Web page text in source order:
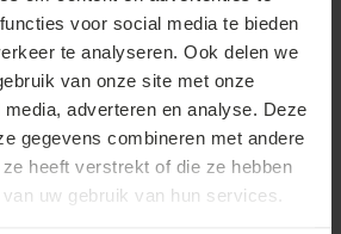
voor social media te bieden
te analyseren. Ook delen we
van onze site met onze
adverteren en analyse. Deze
gegevens combineren met andere
heeft verstrekt of die ze hebben
uw gebruik van hun services.
voorraad
voorraad - Vóór 21:00 besteld, morgen